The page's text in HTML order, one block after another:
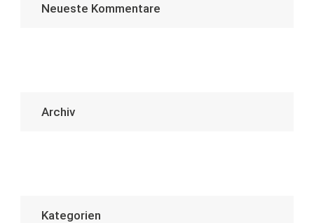
Neueste Kommentare
Archiv
Kategorien